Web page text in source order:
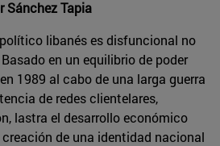
Sánchez Tapia
libanés es disfuncional no
en un equilibrio de poder
1989 al cabo de una larga guerra
de redes clientelares,
lastra el desarrollo económico
de una identidad nacional